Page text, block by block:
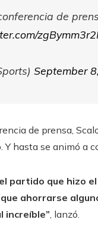
de
September
de prensa,
hasta se animó a
partido que hizo
ahorrarse
increíble”, lanzó.